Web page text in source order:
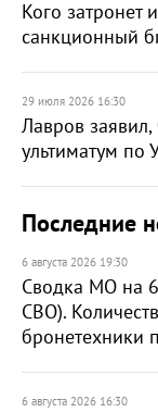
Кого затронет
санкционный
29 июля 2026 16:30
Лавров заявил,
ультиматум по
Последние
6 августа 2026 19:30
Сводка МО на 6
СВО).
бронетехники
6 августа 2026 16:30